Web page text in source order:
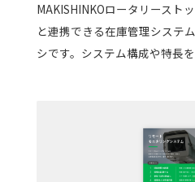
MAKISHINKOロータリースト
と連携できる在庫管理システ
シです。システム構成や特長